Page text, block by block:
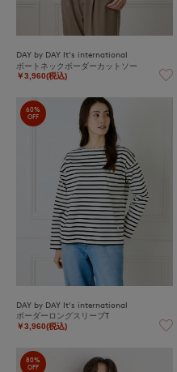
DAY by DAY It's international
ボートネックボーダーカットソー
￥3,960(税込)
60%
OFF
DAY by DAY It's international
ボーダーロングスリーブT
￥3,960(税込)
80%
OFF